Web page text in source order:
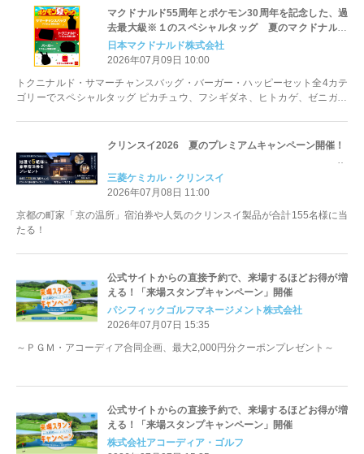
マクドナルド55周年とポケモン30周年を記念した、過
去最大級※１のスペシャルタッグ 夏のマクドナルド
に、ポケモンの祭典がやってくる！「ポケモン夏マッ
ク」開幕！
日本マクドナルド株式会社
2026年07月09日 10:00
トクニナルド・サマーチャンスバッグ・バーガー・ハッピーセット全4カテ
ゴリーでスペシャルタッグ ピカチュウ、フシギダネ、ヒトカゲ、ゼニガメ
クリンスイ2026 夏のプレミアムキャンペーン開催！
三菱ケミカル・クリンスイ
2026年07月08日 11:00
京都の町家「京の温所」宿泊券や人気のクリンスイ製品が合計155名様に当
たる！
公式サイトからの直接予約で、来場するほどお得が増
える！「来場スタンプキャンペーン」開催
パシフィックゴルフマネージメント株式会社
2026年07月07日 15:35
～ＰＧＭ・アコーディア合同企画、最大2,000円分クーポンプレゼント～
公式サイトからの直接予約で、来場するほどお得が増
える！「来場スタンプキャンペーン」開催
株式会社アコーディア・ゴルフ